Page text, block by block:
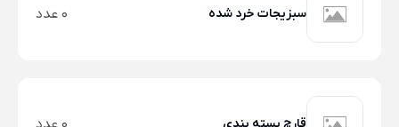
سبزیجات خرد شده 0 عدد